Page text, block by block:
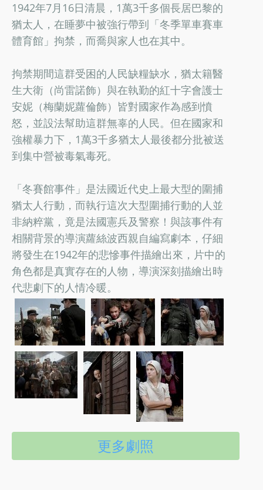
1942年7月16日清晨，1萬3千多個長居巴黎的
猶太人，在睡夢中被強行帶到「冬季單車賽車
體育館」拘禁，而喬與家人也在其中。
拘禁期間這群受困的人民缺糧缺水，猶太籍醫
生大衛（尚雷諾飾）與在執勤的紅十字會護士
安妮（梅蘭妮蘿倫飾）皆對國家作為感到憤
怒，並設法幫助這群無辜的人民。但在國家和
強權暴力下，1萬3千多猶太人最後都分批被送
到集中營被毒氣毒死。
「冬賽館事件」是法國近代史上最大型的圍捕
猶太人行動，而執行這次大型圍捕行動的人並
非納粹黨，竟是法國憲兵及警察！與該事件有
相關背景的導演蘿絲波西親自編寫劇本，仔細
將發生在1942年的悲慘事件描繪出來，片中的
角色都是真實存在的人物，導演深刻描繪出時
代悲劇下的人情冷暖。
更多劇照